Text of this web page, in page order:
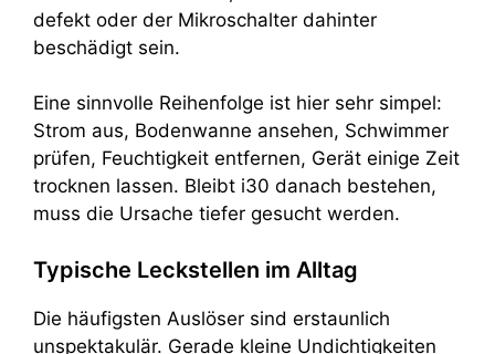
defekt oder der Mikroschalter dahinter
beschädigt sein.
Eine sinnvolle Reihenfolge ist hier sehr simpel:
Strom aus, Bodenwanne ansehen, Schwimmer
prüfen, Feuchtigkeit entfernen, Gerät einige Zeit
trocknen lassen. Bleibt i30 danach bestehen,
muss die Ursache tiefer gesucht werden.
Typische Leckstellen im Alltag
Die häufigsten Auslöser sind erstaunlich
unspektakulär. Gerade kleine Undichtigkeiten